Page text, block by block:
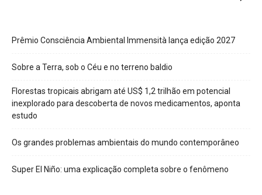
Prêmio Consciência Ambiental Immensità lança edição 2027
Sobre a Terra, sob o Céu e no terreno baldio
Florestas tropicais abrigam até US$ 1,2 trilhão em potencial
inexplorado para descoberta de novos medicamentos, aponta
estudo
Os grandes problemas ambientais do mundo contemporâneo
Super El Niño: uma explicação completa sobre o fenômeno